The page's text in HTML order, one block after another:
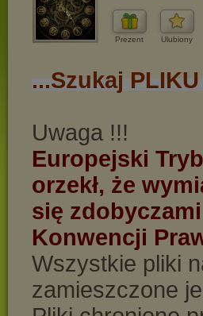
Prezent Ulubiony